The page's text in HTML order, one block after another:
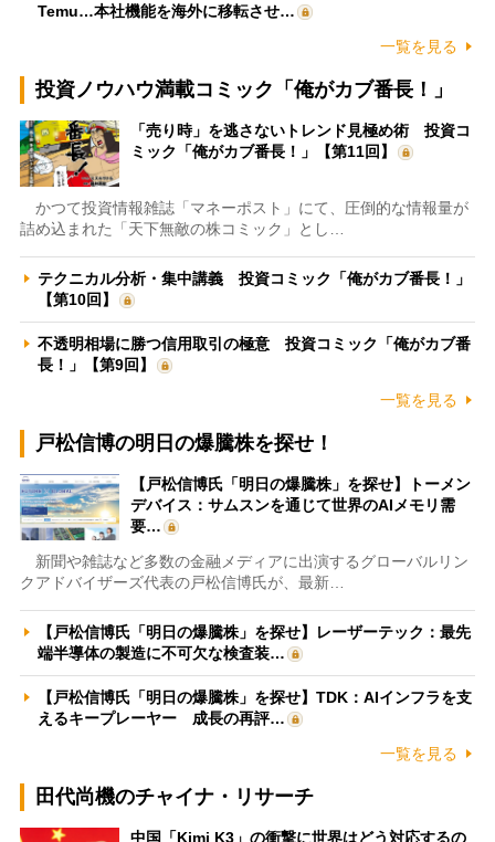
Temu…本社機能を海外に移転させ…
一覧を見る
投資ノウハウ満載コミック「俺がカブ番長！」
「売り時」を逃さないトレンド見極め術 投資コ
ミック「俺がカブ番長！」【第11回】
かつて投資情報雑誌「マネーポスト」にて、圧倒的な情報量が
詰め込まれた「天下無敵の株コミック」とし…
テクニカル分析・集中講義 投資コミック「俺がカブ番長！」
【第10回】
不透明相場に勝つ信用取引の極意 投資コミック「俺がカブ番
長！」【第9回】
一覧を見る
戸松信博の明日の爆騰株を探せ！
【戸松信博氏「明日の爆騰株」を探せ】トーメン
デバイス：サムスンを通じて世界のAIメモリ需
要…
新聞や雑誌など多数の金融メディアに出演するグローバルリン
クアドバイザーズ代表の戸松信博氏が、最新…
【戸松信博氏「明日の爆騰株」を探せ】レーザーテック：最先
端半導体の製造に不可欠な検査装…
【戸松信博氏「明日の爆騰株」を探せ】TDK：AIインフラを支
えるキープレーヤー 成長の再評…
一覧を見る
田代尚機のチャイナ・リサーチ
中国「Kimi K3」の衝撃に世界はどう対応するの